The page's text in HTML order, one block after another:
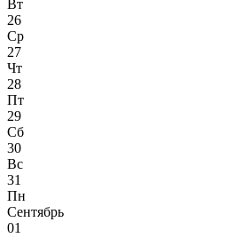
Вт
26
Ср
27
Чт
28
Пт
29
Сб
30
Вс
31
Пн
Сентябрь
01